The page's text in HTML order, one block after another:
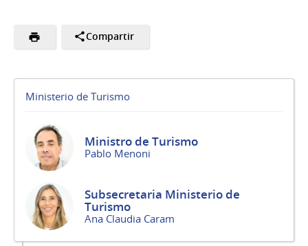
Compartir
Ministerio de Turismo
Ministro de Turismo
Pablo Menoni
Subsecretaria Ministerio de
Turismo
Ana Claudia Caram